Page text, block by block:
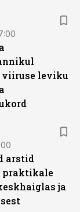
leviku
arstid
praktikale
ja